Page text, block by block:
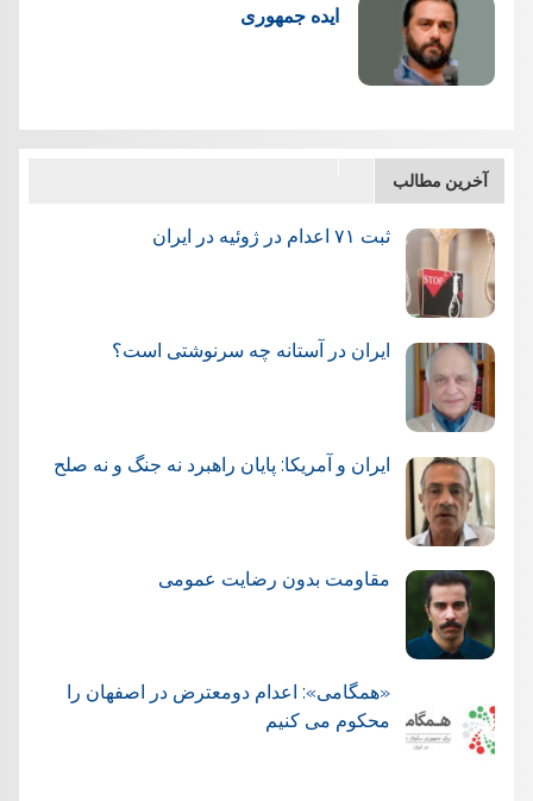
ایده جمهوری
آخرین مطالب
ثبت ۷۱ اعدام در ژوئيه در ایران
ایران در آستانه چه سرنوشتی است؟
ایران و آمریکا: پایان راهبرد نه جنگ و نه صلح
مقاومت بدون رضایت عمومی
«همگامی»: اعدام دومعترض در اصفهان را
محکوم می کنیم